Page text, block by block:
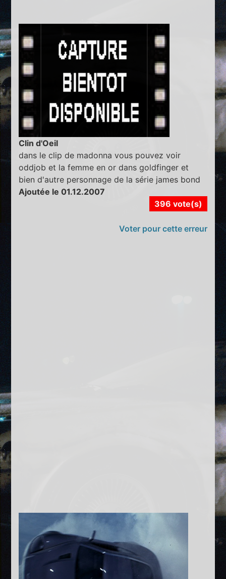
Clin d'Oeil
dans le clip de madonna vous pouvez voir
oddjob et la femme en or dans goldfinger et
bien d'autre personnage de la série james bond
Ajoutée le 01.12.2007
396 vote(s)
Voter pour cette erreur